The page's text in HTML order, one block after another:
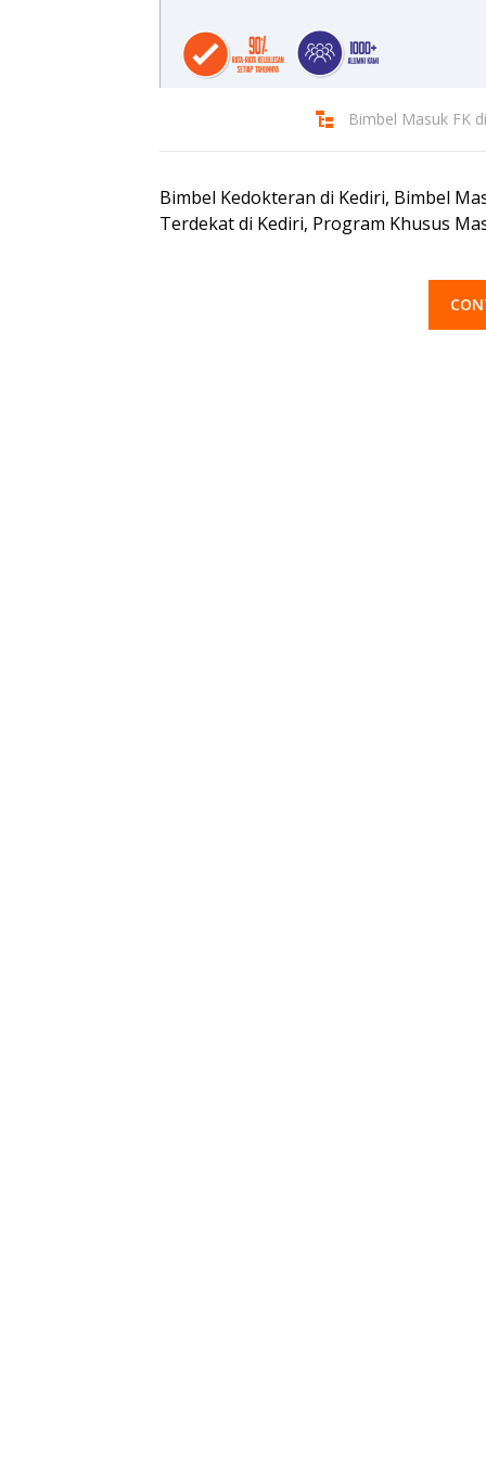
Bimbel Masuk FK
Bimbel Kedokteran di Kediri, Bimbel
Terdekat di Kediri, Program Khusus